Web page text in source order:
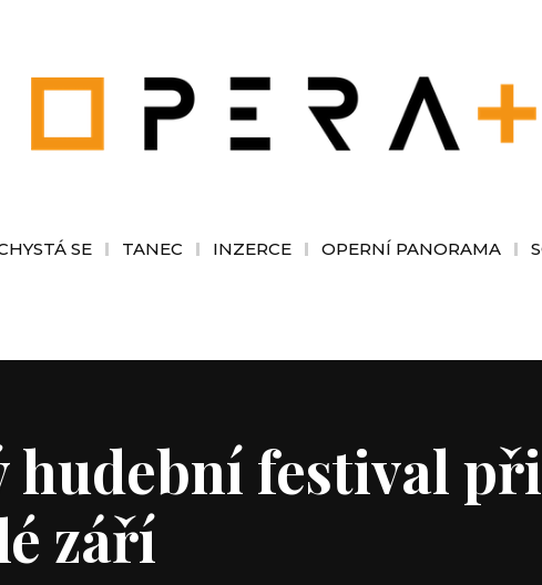
SE TANEC INZERCE OPERNÍ PANORAMA
hudební festival
září